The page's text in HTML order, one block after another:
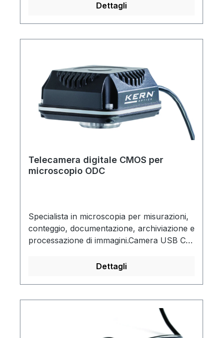
Dettagli
Telecamera digitale CMOS per
microscopio ODC
Specialista in microscopia per misurazioni,
conteggio, documentazione, archiviazione e
processazione di immagini.Camera USB C-
cavo USB, oculare adattatore e vetrino di
XP e maggiore
Dettagli